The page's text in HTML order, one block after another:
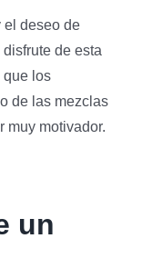
el deseo de
de esta
que los
de las mezclas
muy motivador.
un